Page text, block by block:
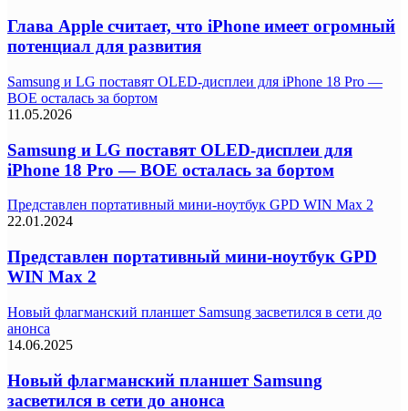
Глава Apple считает, что iPhone имеет огромный
потенциал для развития
Samsung и LG поставят OLED-дисплеи для iPhone 18 Pro —
BOE осталась за бортом
11.05.2026
Samsung и LG поставят OLED-дисплеи для
iPhone 18 Pro — BOE осталась за бортом
Представлен портативный мини-ноутбук GPD WIN Max 2
22.01.2024
Представлен портативный мини-ноутбук GPD
WIN Max 2
Новый флагманский планшет Samsung засветился в сети до
анонса
14.06.2025
Новый флагманский планшет Samsung
засветился в сети до анонса